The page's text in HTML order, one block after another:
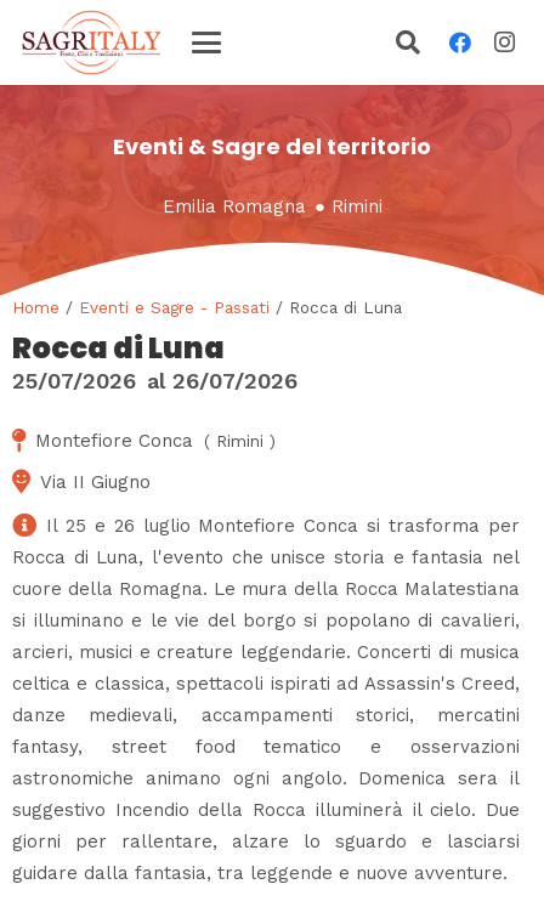
Eventi & Sagre del territorio
Emilia Romagna ● Rimini
Home / Eventi e Sagre - Passati / Rocca di Luna
Rocca di Luna
25/07/2026 al 26/07/2026
Montefiore Conca ( Rimini )
Via II Giugno
Il 25 e 26 luglio Montefiore Conca si trasforma per
Rocca di Luna, l'evento che unisce storia e fantasia nel
cuore della Romagna. Le mura della Rocca Malatestiana
si illuminano e le vie del borgo si popolano di cavalieri,
arcieri, musici e creature leggendarie. Concerti di musica
celtica e classica, spettacoli ispirati ad Assassin's Creed,
danze medievali, accampamenti storici, mercatini
fantasy, street food tematico e osservazioni
astronomiche animano ogni angolo. Domenica sera il
suggestivo Incendio della Rocca illuminerà il cielo. Due
giorni per rallentare, alzare lo sguardo e lasciarsi
guidare dalla fantasia, tra leggende e nuove avventure.